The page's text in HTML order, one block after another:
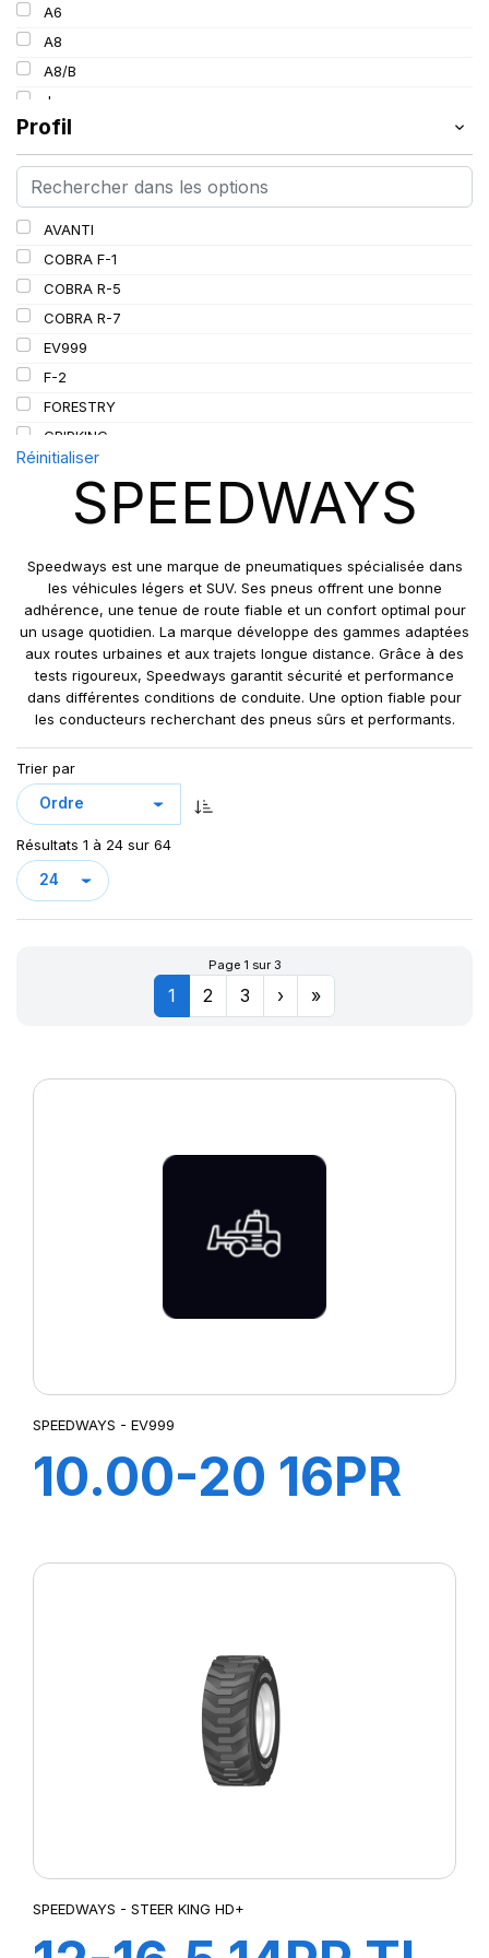
30
34
36
A6
A8
A8/B
J
L
PR
Profil
AVANTI
COBRA F-1
COBRA R-5
COBRA R-7
EV999
F-2
FORESTRY
GRIPKING
GRIPKING HD
GRIPKING R-1
LIFT KING
PK 303
PK 319
POWERGRIP
POWER GRIP G-2
POWER LUG (R-4)
SAMRAT
SW-101
SW-201
Réinitialiser
SPEEDWAYS
Speedways est une marque de pneumatiques spécialisée dans
les véhicules légers et SUV. Ses pneus offrent une bonne
adhérence, une tenue de route fiable et un confort optimal pour
un usage quotidien. La marque développe des gammes adaptées
aux routes urbaines et aux trajets longue distance. Grâce à des
tests rigoureux, Speedways garantit sécurité et performance
dans différentes conditions de conduite. Une option fiable pour
les conducteurs recherchant des pneus sûrs et performants.
Trier par
Résultats 1 à 24 sur 64
Page 1 sur 3
1 2 3 › »
SPEEDWAYS - EV999
10.00-20 16PR
SPEEDWAYS - STEER KING HD+